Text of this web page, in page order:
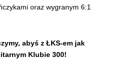
oraz wygranym 6:1
abyś z ŁKS-em jak
Klubie 300!